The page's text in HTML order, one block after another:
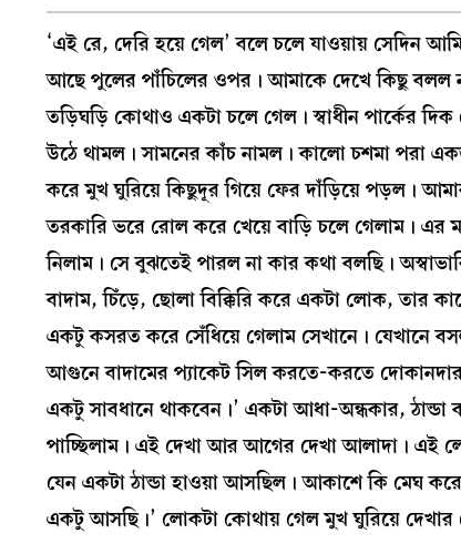
‘এই রে, দেরি হয়ে গেল’ বলে চলে যাওয়ায় সেদিন
আছে পুলের পাঁচিলের ওপর। আমাকে দেখে কিছু বলল
তড়িঘড়ি কোথাও একটা চলে গেল। স্বাধীন পার্কের
উঠে থামল। সামনের কাঁচ নামল। কালো চশমা পরা
করে মুখ ঘুরিয়ে কিছুদূর গিয়ে ফের দাঁড়িয়ে পড়ল।
তরকারি ভরে রোল করে খেয়ে বাড়ি চলে গেলাম।
নিলাম। সে বুঝতেই পারল না কার কথা বলছি।
বাদাম, চিঁড়ে, ছোলা বিক্কিরি করে একটা লোক, তার
একটু কসরত করে সেঁধিয়ে গেলাম সেখানে। যেখানে
আগুনে বাদামের প্যাকেট সিল করতে-করতে
একটু সাবধানে থাকবেন।’ একটা আধা-অন্ধকার, ঠান্ডা
পাচ্ছিলাম। এই দেখা আর আগের দেখা আলাদা।
যেন একটা ঠান্ডা হাওয়া আসছিল। আকাশে কি মেঘ
একটু আসছি।’ লোকটা কোথায় গেল মুখ ঘুরিয়ে দেখার